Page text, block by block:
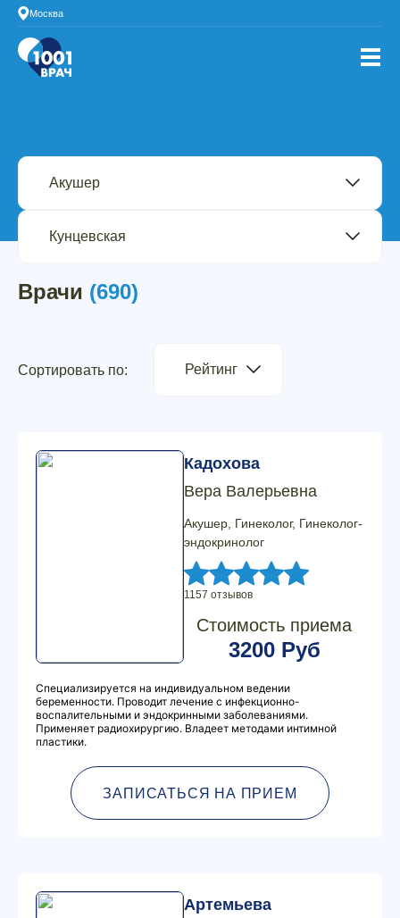
Москва
Врачи (690)
Сортировать по: Рейтинг
Кадохова
Вера Валерьевна
Акушер, Гинеколог, Гинеколог-
эндокринолог
1157 отзывов
Стоимость приема
3200 Руб
Специализируется на индивидуальном ведении
беременности. Проводит лечение с инфекционно-
воспалительными и эндокринными заболеваниями.
Применяет радиохирургию. Владеет методами интимной
пластики.
ЗАПИСАТЬСЯ НА ПРИЕМ
Артемьева